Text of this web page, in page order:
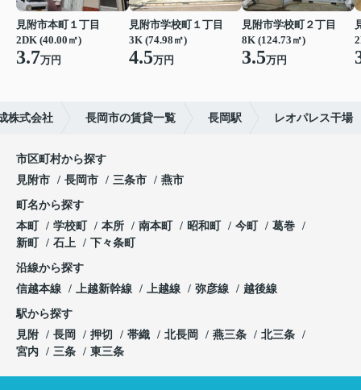
見附市本町１丁目
2DK (40.00㎡)
3.7万円
見附市学校町１丁目
3K (74.98㎡)
4.5万円
見附市学校町２丁目
8K (124.73㎡)
3.5万円
株式会社 長岡市の賃貸一覧 長岡駅 レオパレス干場
市区町村から探す
見附市
長岡市 三条市 燕市
町名から探す
本町
学校町 本所 南本町 昭和町 今町
葛巻
新町
石上 下々条町
沿線から探す
信越本線
上越新幹線 上越線 弥彦線 越後線
駅から探す
見附
長岡 押切 帯織 北長岡 燕三条
北三条
宮内
三条 東三条